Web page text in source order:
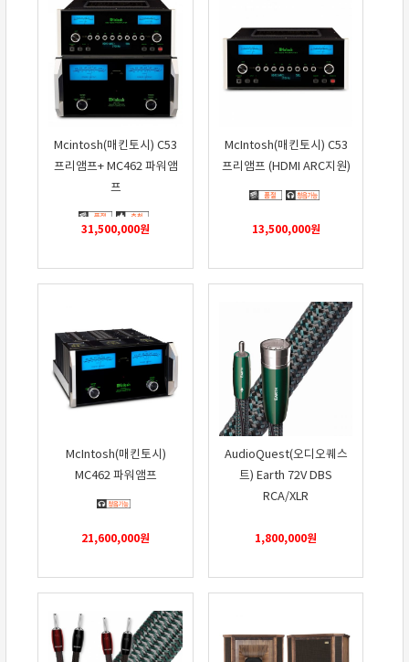
Mcintosh(매킨토시) C53
프리앰프+ MC462 파워앰
프
31,500,000원
McIntosh(매킨토시) C53
프리앰프 (HDMI ARC지원)
13,500,000원
McIntosh(매킨토시)
MC462 파워앰프
21,600,000원
AudioQuest(오디오퀘스
트) Earth 72V DBS
RCA/XLR
1,800,000원